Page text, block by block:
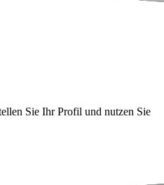
Sie Ihr Profil und nutzen Sie